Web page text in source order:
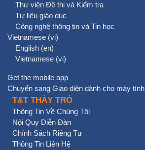
Thư viện Đề thi và Kiểm tra
Tư liệu giáo dục
Công nghệ thông tin và Tin học
Vietnamese ‎(vi)‎
English ‎(en)‎
Vietnamese ‎(vi)‎
Get the mobile app
Chuyển sang Giao diện dành cho máy tính
T&T THẦY TRÒ
Thông Tin Về Chúng Tôi
Nội Quy Diễn Đàn
Chính Sách Riêng Tư
Thông Tin Liên Hệ